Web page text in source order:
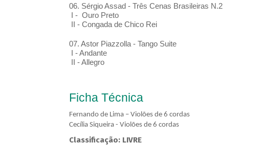
06. Sérgio Assad - Três Cenas Brasileiras N.2
I - Ouro Preto
II - Congada de Chico Rei
07. Astor Piazzolla - Tango Suite
I - Andante
II - Allegro
Ficha Técnica
Fernando de Lima – Violões de 6 cordas
Cecília Siqueira - Violões de 6 cordas
Classificação: LIVRE